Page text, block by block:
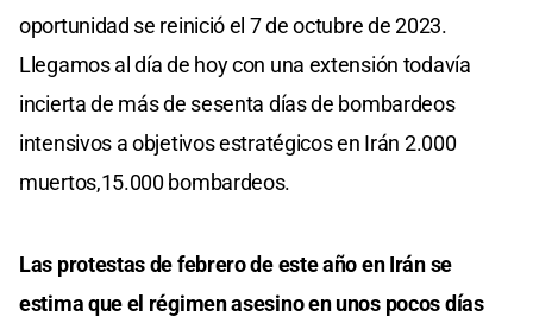
oportunidad se reinició el 7 de octubre de 2023.
Llegamos al día de hoy con una extensión todavía
incierta de más de sesenta días de bombardeos
intensivos a objetivos estratégicos en Irán 2.000
muertos,15.000 bombardeos.
Las protestas de febrero de este año en Irán se
estima que el régimen asesino en unos pocos días